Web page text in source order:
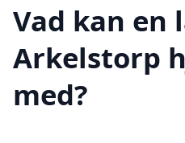
Vad kan en
Arkelstorp
med?